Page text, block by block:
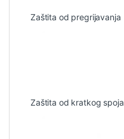
Zaštita od pregrijavanja
Zaštita od kratkog spoja